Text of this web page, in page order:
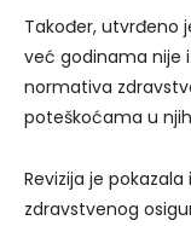
Također, utvrđeno
već godinama nije
normativa
poteškoćama u
Revizija je
zdravstvenog